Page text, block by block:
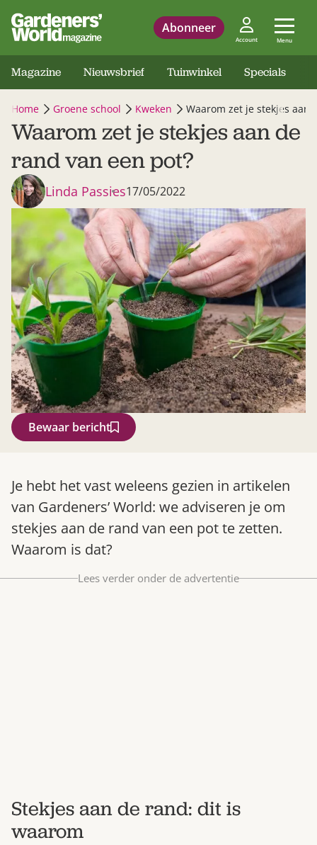
Abonneer
Account Menu
Magazine Nieuwsbrief Tuinwinkel Specials
Home Groene school Kweken Waarom zet je stekjes aan
Waarom zet je stekjes aan de
rand van een pot?
Linda Passies17/05/2022
Bewaar bericht
Je hebt het vast weleens gezien in artikelen
van Gardeners’ World: we adviseren je om
stekjes aan de rand van een pot te zetten.
Waarom is dat?
Lees verder onder de advertentie
Stekjes aan de rand: dit is
waarom